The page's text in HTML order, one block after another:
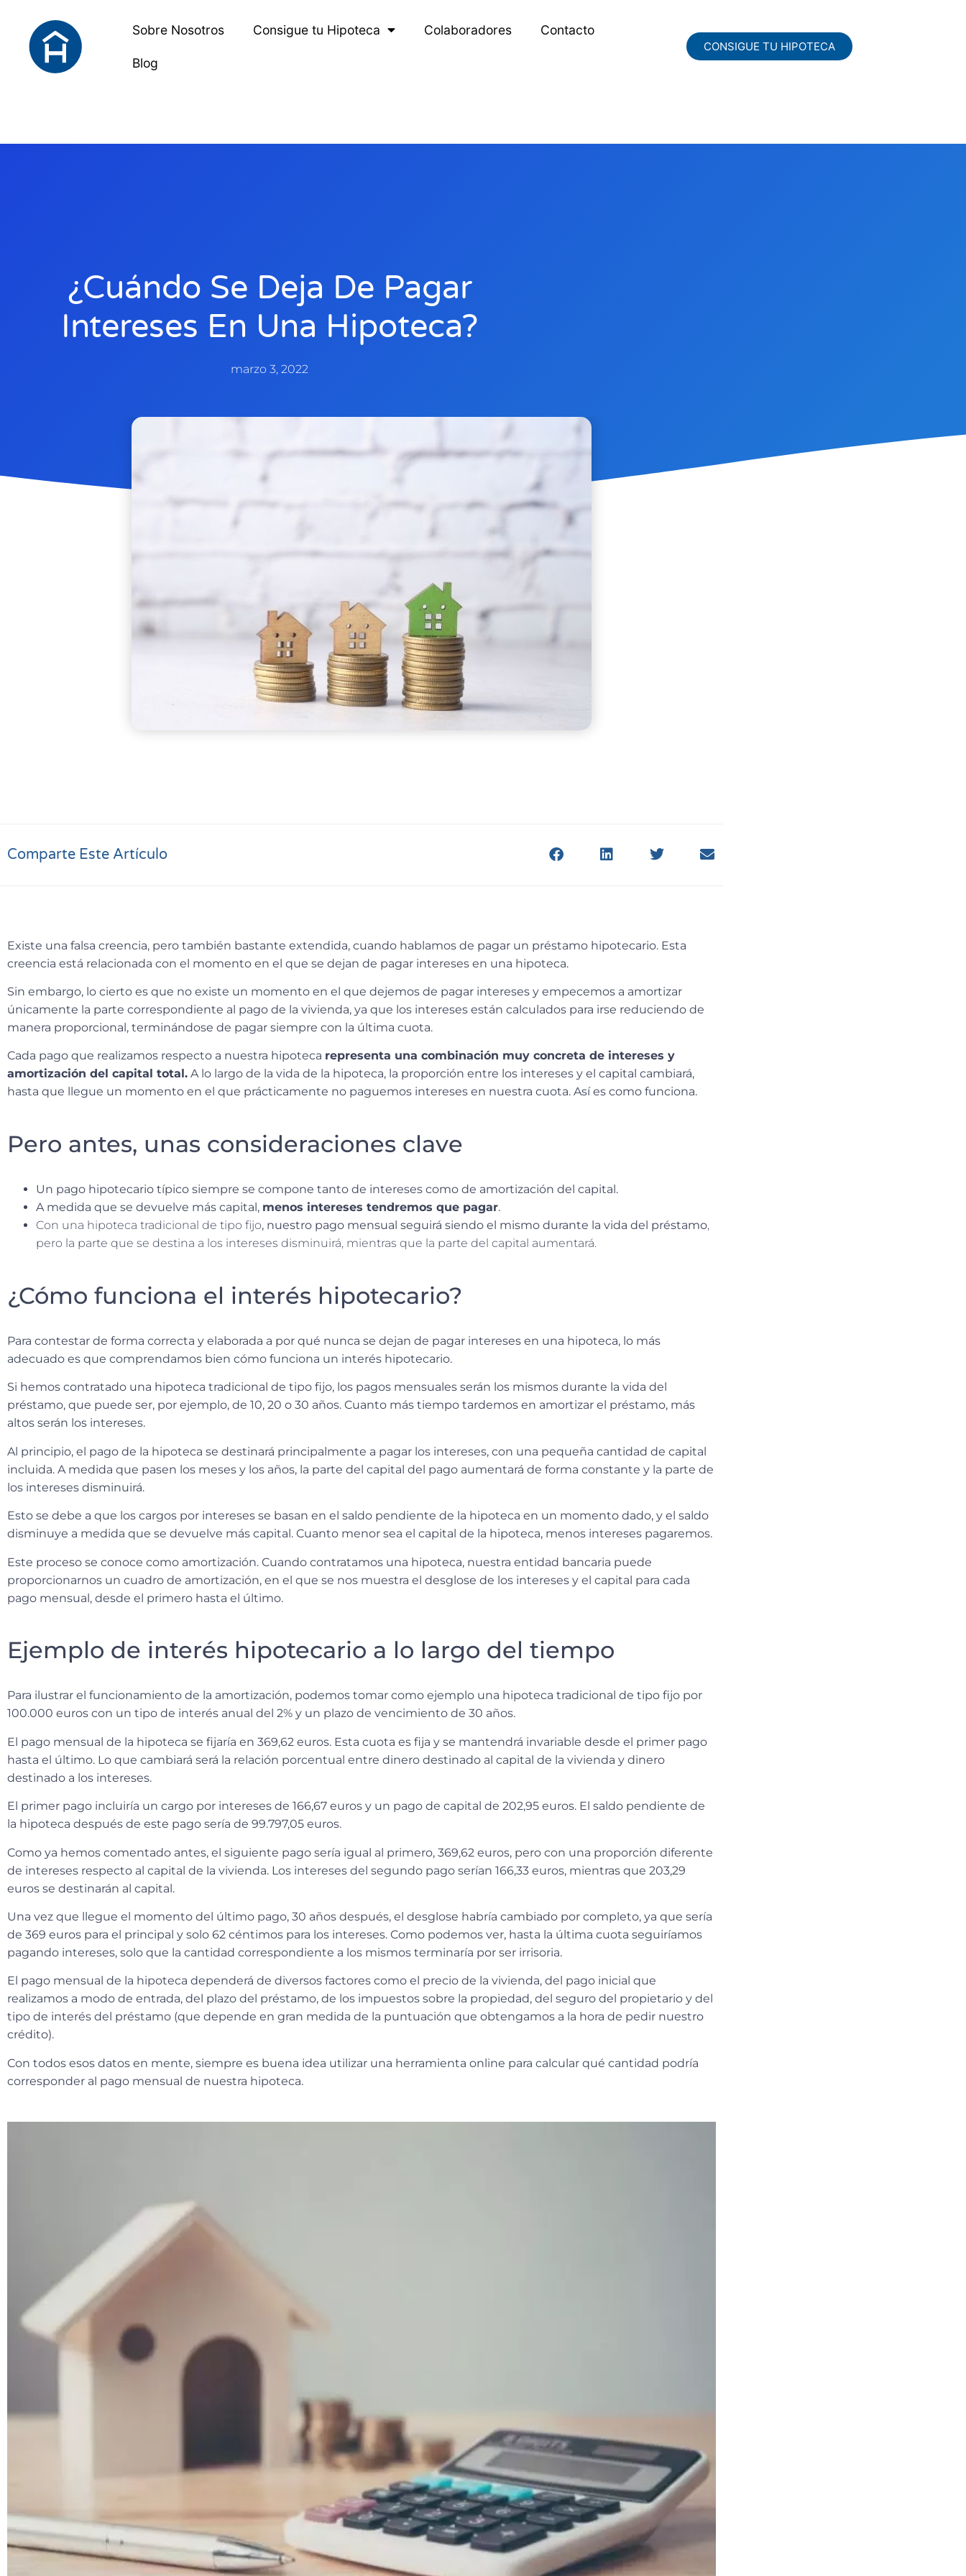
Sobre Nosotros Consigue tu Hipoteca Colaboradores Contacto
Blog
CONSIGUE TU HIPOTECA
¿Cuándo Se Deja De Pagar
Intereses En Una Hipoteca?
marzo 3, 2022
Comparte Este Artículo
Existe una falsa creencia, pero también bastante extendida, cuando hablamos de pagar un préstamo hipotecario. Esta
creencia está relacionada con el momento en el que se dejan de pagar intereses en una hipoteca.
Sin embargo, lo cierto es que no existe un momento en el que dejemos de pagar intereses y empecemos a amortizar
únicamente la parte correspondiente al pago de la vivienda, ya que los intereses están calculados para irse reduciendo de
manera proporcional, terminándose de pagar siempre con la última cuota.
Cada pago que realizamos respecto a nuestra hipoteca representa una combinación muy concreta de intereses y
amortización del capital total. A lo largo de la vida de la hipoteca, la proporción entre los intereses y el capital cambiará,
hasta que llegue un momento en el que prácticamente no paguemos intereses en nuestra cuota. Así es como funciona.
Pero antes, unas consideraciones clave
Un pago hipotecario típico siempre se compone tanto de intereses como de amortización del capital.
A medida que se devuelve más capital, menos intereses tendremos que pagar.
Con una hipoteca tradicional de tipo fijo, nuestro pago mensual seguirá siendo el mismo durante la vida del préstamo,
pero la parte que se destina a los intereses disminuirá, mientras que la parte del capital aumentará.
¿Cómo funciona el interés hipotecario?
Para contestar de forma correcta y elaborada a por qué nunca se dejan de pagar intereses en una hipoteca, lo más
adecuado es que comprendamos bien cómo funciona un interés hipotecario.
Si hemos contratado una hipoteca tradicional de tipo fijo, los pagos mensuales serán los mismos durante la vida del
préstamo, que puede ser, por ejemplo, de 10, 20 o 30 años. Cuanto más tiempo tardemos en amortizar el préstamo, más
altos serán los intereses.
Al principio, el pago de la hipoteca se destinará principalmente a pagar los intereses, con una pequeña cantidad de capital
incluida. A medida que pasen los meses y los años, la parte del capital del pago aumentará de forma constante y la parte de
los intereses disminuirá.
Esto se debe a que los cargos por intereses se basan en el saldo pendiente de la hipoteca en un momento dado, y el saldo
disminuye a medida que se devuelve más capital. Cuanto menor sea el capital de la hipoteca, menos intereses pagaremos.
Este proceso se conoce como amortización. Cuando contratamos una hipoteca, nuestra entidad bancaria puede
proporcionarnos un cuadro de amortización, en el que se nos muestra el desglose de los intereses y el capital para cada
pago mensual, desde el primero hasta el último.
Ejemplo de interés hipotecario a lo largo del tiempo
Para ilustrar el funcionamiento de la amortización, podemos tomar como ejemplo una hipoteca tradicional de tipo fijo por
100.000 euros con un tipo de interés anual del 2% y un plazo de vencimiento de 30 años.
El pago mensual de la hipoteca se fijaría en 369,62 euros. Esta cuota es fija y se mantendrá invariable desde el primer pago
hasta el último. Lo que cambiará será la relación porcentual entre dinero destinado al capital de la vivienda y dinero
destinado a los intereses.
El primer pago incluiría un cargo por intereses de 166,67 euros y un pago de capital de 202,95 euros. El saldo pendiente de
la hipoteca después de este pago sería de 99.797,05 euros.
Como ya hemos comentado antes, el siguiente pago sería igual al primero, 369,62 euros, pero con una proporción diferente
de intereses respecto al capital de la vivienda. Los intereses del segundo pago serían 166,33 euros, mientras que 203,29
euros se destinarán al capital.
Una vez que llegue el momento del último pago, 30 años después, el desglose habría cambiado por completo, ya que sería
de 369 euros para el principal y solo 62 céntimos para los intereses. Como podemos ver, hasta la última cuota seguiríamos
pagando intereses, solo que la cantidad correspondiente a los mismos terminaría por ser irrisoria.
El pago mensual de la hipoteca dependerá de diversos factores como el precio de la vivienda, del pago inicial que
realizamos a modo de entrada, del plazo del préstamo, de los impuestos sobre la propiedad, del seguro del propietario y del
tipo de interés del préstamo (que depende en gran medida de la puntuación que obtengamos a la hora de pedir nuestro
crédito).
Con todos esos datos en mente, siempre es buena idea utilizar una herramienta online para calcular qué cantidad podría
corresponder al pago mensual de nuestra hipoteca.